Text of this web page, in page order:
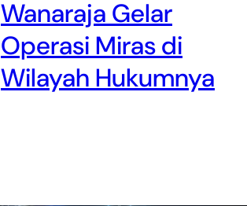
Wanaraja Gelar
Operasi Miras di
Wilayah Hukumnya